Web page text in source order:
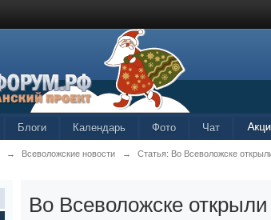
Блоги Календарь Фото Чат
→ Всеволожские новости → Статья: Во Всеволожске
Во Всеволожске